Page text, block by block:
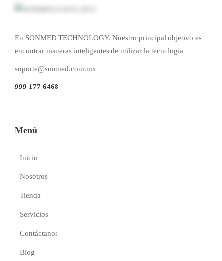
En SONMED TECHNOLOGY. Nuestro principal objetivo es
encontrar maneras inteligentes de utilizar la tecnología
soporte@sonmed.com.mx
999 177 6468
Menú
Inicio
Nosotros
Tienda
Servicios
Contáctanos
Blog